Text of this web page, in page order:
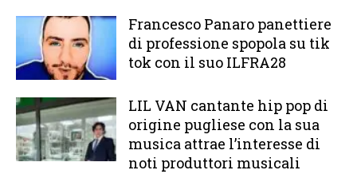
Francesco Panaro panettiere
di professione spopola su tik
tok con il suo ILFRA28
LIL VAN cantante hip pop di
origine pugliese con la sua
musica attrae l’interesse di
noti produttori musicali